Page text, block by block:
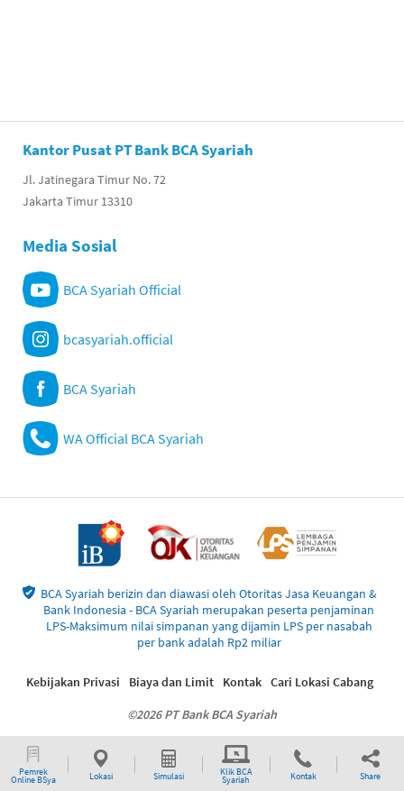
Pemrek
Online BSya Lokasi Simulasi Klik BCA
Syariah Kontak Share
Kantor Pusat PT Bank BCA Syariah
Jl. Jatinegara Timur No. 72
Jakarta Timur 13310
Media Sosial
BCA Syariah Official
bcasyariah.official
BCA Syariah
WA Official BCA Syariah
BCA Syariah berizin dan diawasi oleh Otoritas Jasa Keuangan &
Bank Indonesia - BCA Syariah merupakan peserta penjaminan
LPS-Maksimum nilai simpanan yang dijamin LPS per nasabah
per bank adalah Rp2 miliar
©2026 PT Bank BCA Syariah
Kebijakan Privasi Biaya dan Limit Kontak Cari Lokasi Cabang